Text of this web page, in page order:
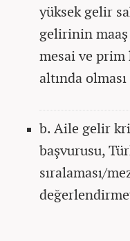
yüksek gelir
gelirinin
mesai ve prim
altında
b. Aile gelir
başvurusu,
sıralaması/